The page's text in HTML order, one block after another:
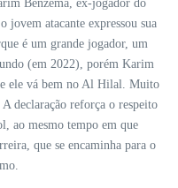
Benzema, ex-jogador do
atacante expressou sua
é um grande jogador, um
(em 2022), porém Karim
ele vá bem no Al Hilal. Muito
declaração reforça o respeito
ao mesmo tempo em que
que se encaminha para o